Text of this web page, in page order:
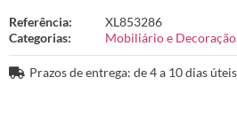
Referência:
XL853286
Categorias:
Mobiliário e Decoração
Prazos de entrega: de 4 a 10 dias úteis